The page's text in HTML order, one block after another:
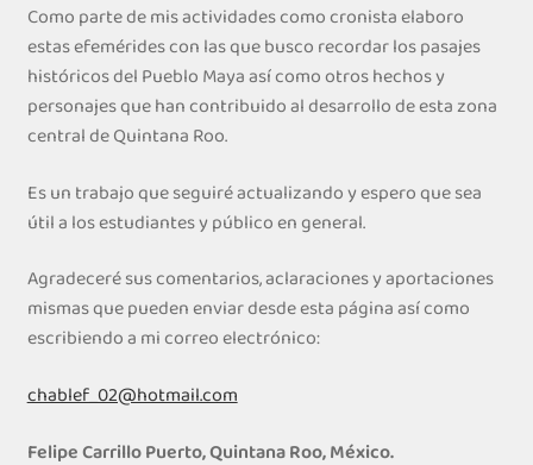
Como parte de mis actividades como cronista elaboro
estas efemérides con las que busco recordar los pasajes
históricos del Pueblo Maya así como otros hechos y
personajes que han contribuido al desarrollo de esta zona
central de Quintana Roo.
Es un trabajo que seguiré actualizando y espero que sea
útil a los estudiantes y público en general.
Agradeceré sus comentarios, aclaraciones y aportaciones
mismas que pueden enviar desde esta página así como
escribiendo a mi correo electrónico:
chablef_02@hotmail.com
Felipe Carrillo Puerto, Quintana Roo, México.